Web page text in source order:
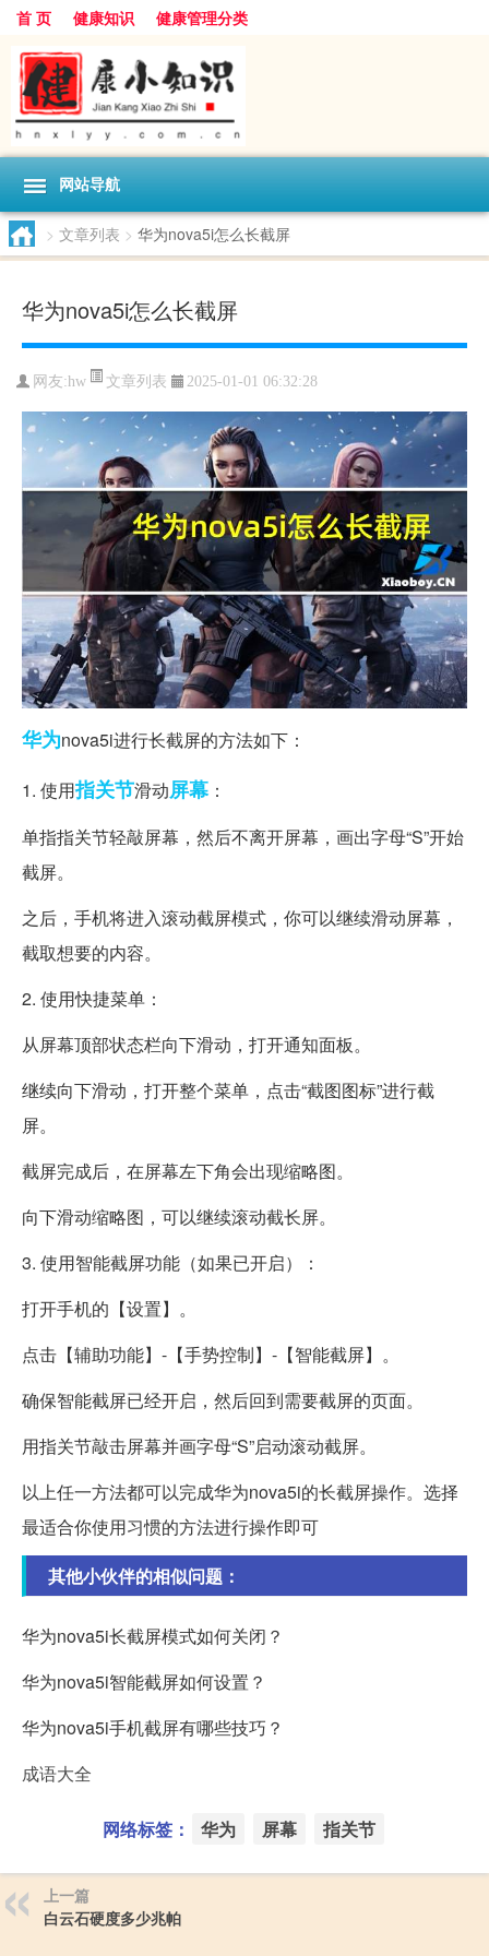
首 页 健康知识 健康管理分类
网站导航
> 文章列表 > 华为nova5i怎么长截屏
华为nova5i怎么长截屏
网友:hw 文章列表 2025-01-01 06:32:28
华为nova5i进行长截屏的方法如下：
1. 使用指关节滑动屏幕：
单指指关节轻敲屏幕，然后不离开屏幕，画出字母“S”开始
截屏。
之后，手机将进入滚动截屏模式，你可以继续滑动屏幕，
截取想要的内容。
2. 使用快捷菜单：
从屏幕顶部状态栏向下滑动，打开通知面板。
继续向下滑动，打开整个菜单，点击“截图图标”进行截
屏。
截屏完成后，在屏幕左下角会出现缩略图。
向下滑动缩略图，可以继续滚动截长屏。
3. 使用智能截屏功能（如果已开启）：
打开手机的【设置】。
点击【辅助功能】-【手势控制】-【智能截屏】。
确保智能截屏已经开启，然后回到需要截屏的页面。
用指关节敲击屏幕并画字母“S”启动滚动截屏。
以上任一方法都可以完成华为nova5i的长截屏操作。选择
最适合你使用习惯的方法进行操作即可
其他小伙伴的相似问题：
华为nova5i长截屏模式如何关闭？
华为nova5i智能截屏如何设置？
华为nova5i手机截屏有哪些技巧？
成语大全
网络标签： 华为 屏幕 指关节
上一篇
白云石硬度多少兆帕